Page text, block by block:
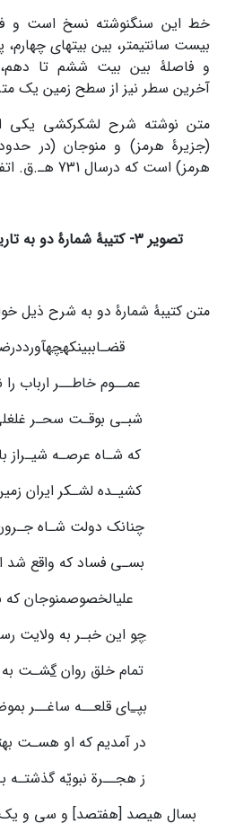
خط این سنگ­نوشته نسخ است و
بیست سانتی­متر، بین بیت­های
و فاصلۀ بین بیت ششم تا دهم،
آخرین سطر نیز از سطح زمین یک متر
متن نوشته شرح لشکرکشی یکی
(جزیرۀ هرمز) و منوجان (در
هرمز) است که درسال 731 هـ.ق. اتفاق افتاده است.
تصویر 3- کتیبۀ شمارۀ دو به تاریخ 731 هجری قمری
متن کتیبۀ شمارۀ دو به شرح ذیل
قضـاببینکهچ
عمــوم خاطــر ارباب را
شبـی بوقـت سحـر
که شـاه عرصـه شیـراز
کشیـده لشـکر ایران
چنانک دولت شـاه
بسـی فساد که واقع شد
علی­الخصوصمنوجان که
چو این خبـر به ولایت
تمام خلق روانگشـت به
بپـای قلعــه ساغــر
در آمدیم که او هسـت
ز هجــرة نبویّه گذشتـه
بسال هیصد [هفتصد] و سی و